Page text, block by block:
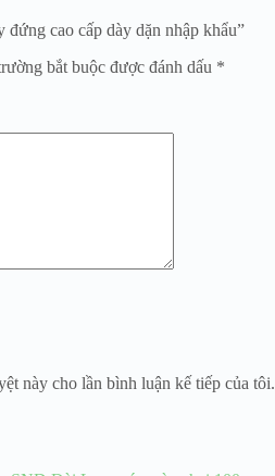
cao cấp dày dặn nhập khẩu”
bắt buộc được đánh dấu *
này cho lần bình luận kế tiếp của tôi.